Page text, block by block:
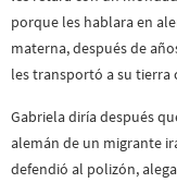
porque les hablara en
materna, después de
les transportó a su
Gabriela diría después
alemán de un migrante
defendió al polizón,